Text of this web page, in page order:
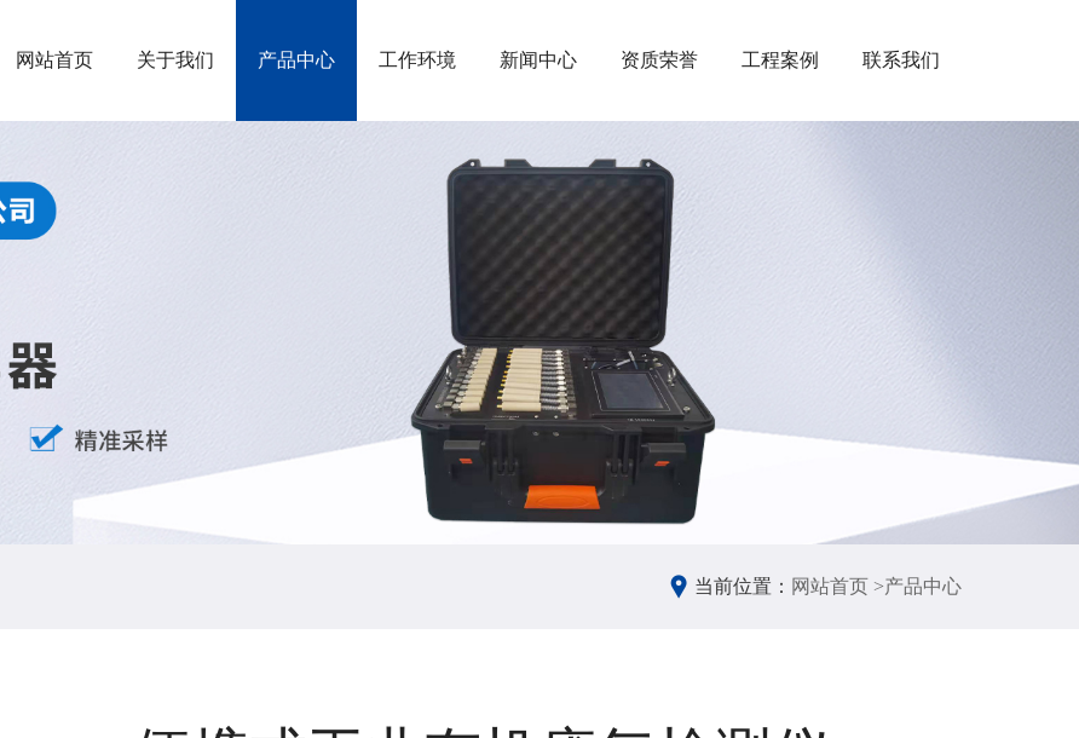
网站首页 关于我们 产品中心 工作环境 新闻中心 资质荣誉 工程案例 联系我们
当前位置： 网站首页 >产品中心